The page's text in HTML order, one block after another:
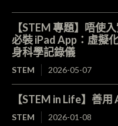
【STEM 專題】唔使
必裝 iPad App：虛擬
身科學記錄儀
STEM 2026-05-07
【STEM in Life】善
STEM 2026-01-08